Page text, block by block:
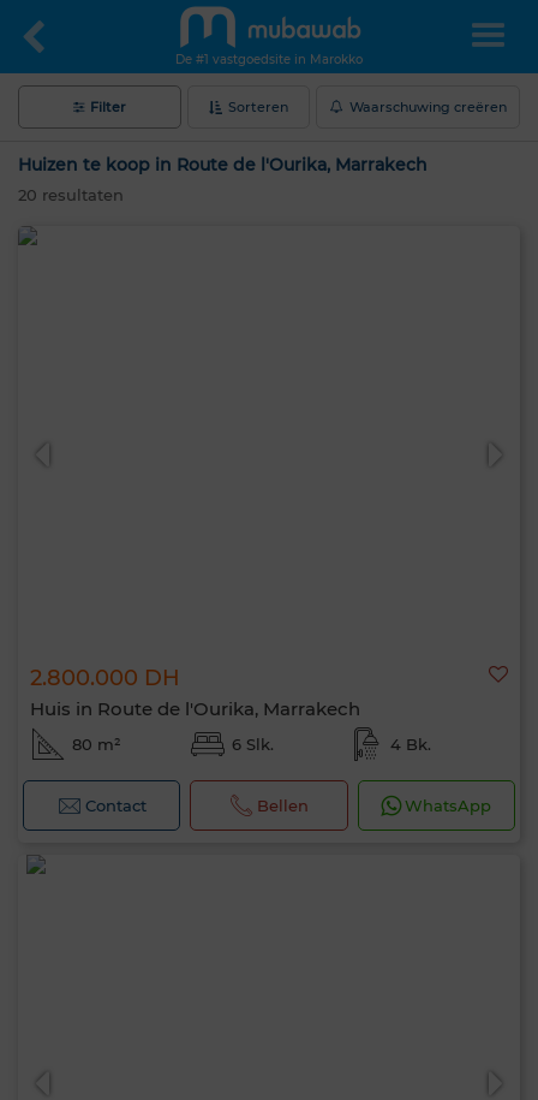
De #1 vastgoedsite in Marokko
Filter Sorteren Waarschuwing creëren
Huizen te koop in Route de l'Ourika, Marrakech
20 resultaten
2.800.000 DH
Huis in Route de l'Ourika, Marrakech
80 m² 6 Slk. 4 Bk.
Contact Bellen WhatsApp